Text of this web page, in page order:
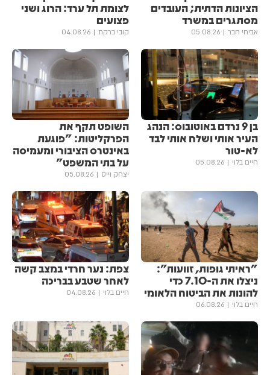
הציונות הדתית; העובדים
מסתגרים במשרד
אביחי חבר 05.08.26
לצומת תל ערד: הרוג ושני
פצועים
קובי ברקת 04.08.26
בן 9 נרדם באוטובוס: הנהג
העיר אותי ושלח אותי לבד
לא-טור
חיים בלוי 05.08.26
השופט תקף את
הפרקליטות: "פוגעת
באינטרס הציבורי ומעמיסה
על בתי המשפט"
יצחק וייס 05.08.26
"ראיתי גופות, זוועות":
ניצלו את ה-7.10 כדי
להונות את הביטוח הלאומי
חיים בלוי 06.08.26
צפת: נער חרדי במצב קשה
לאחר שטבע בבריכה
חיים בלוי 04.08.26